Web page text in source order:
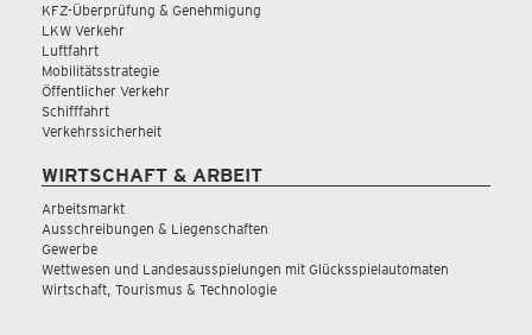
KFZ-Überprüfung & Genehmigung
LKW Verkehr
Luftfahrt
Mobilitätsstrategie
Öffentlicher Verkehr
Schifffahrt
Verkehrssicherheit
WIRTSCHAFT & ARBEIT
Arbeitsmarkt
Ausschreibungen & Liegenschaften
Gewerbe
Wettwesen und Landesausspielungen mit Glücksspielautomaten
Wirtschaft, Tourismus & Technologie